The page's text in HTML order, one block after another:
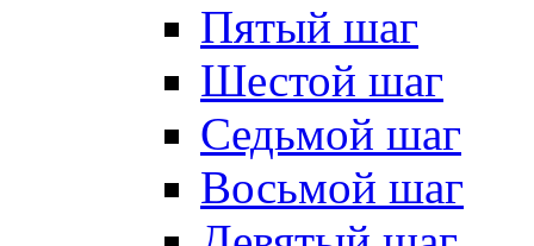
Пятый шаг
Шестой шаг
Седьмой шаг
Восьмой шаг